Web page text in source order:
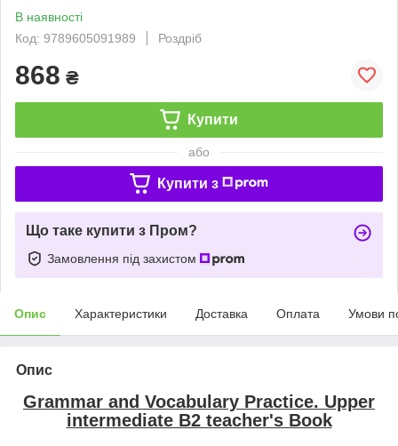
В наявності
Код: 9789605091989
Роздріб
868 ₴
Купити
або
Купити з
Що таке купити з Пром?
Замовлення під захистом
Опис Характеристики Доставка Оплата Умови
Опис
Grammar and Vocabulary Practice. Upper
intermediate B2 teacher's Book